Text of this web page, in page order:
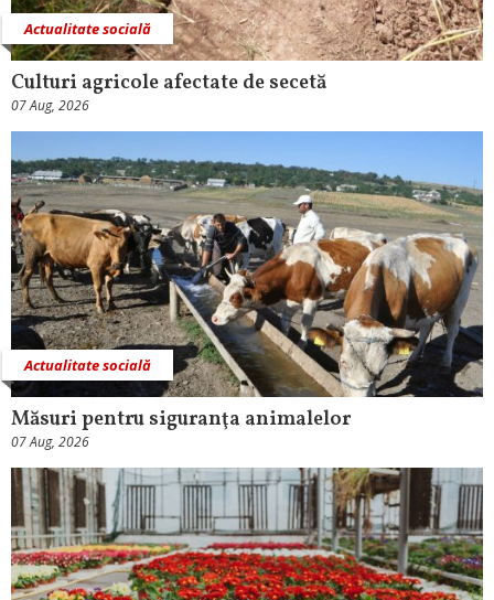
Actualitate socială
Culturi agricole afectate de secetă
07 Aug, 2026
Actualitate socială
Măsuri pentru siguranţa animalelor
07 Aug, 2026